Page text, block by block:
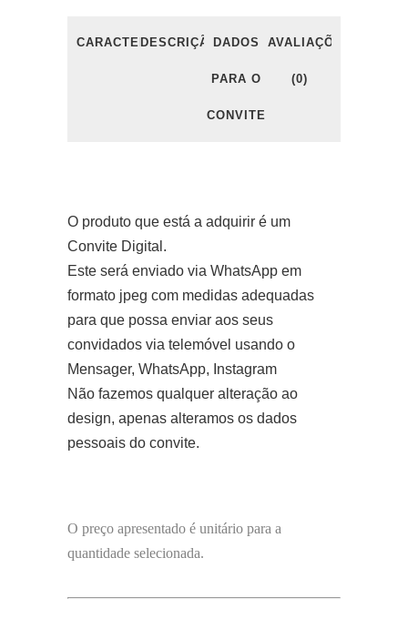
CARACTERÍSTICAS
DESCRIÇÃODADOS
PARA O
CONVITE
AVALIAÇÕES
(0)
O produto que está a adquirir é um
Convite Digital.
Este será enviado via WhatsApp em
formato jpeg com medidas adequadas
para que possa enviar aos seus
convidados via telemóvel usando o
Mensager, WhatsApp, Instagram
Não fazemos qualquer alteração ao
design, apenas alteramos os dados
pessoais do convite.
O preço apresentado é unitário para a
quantidade selecionada.